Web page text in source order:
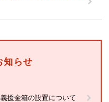
知らせ
援金箱の設置について